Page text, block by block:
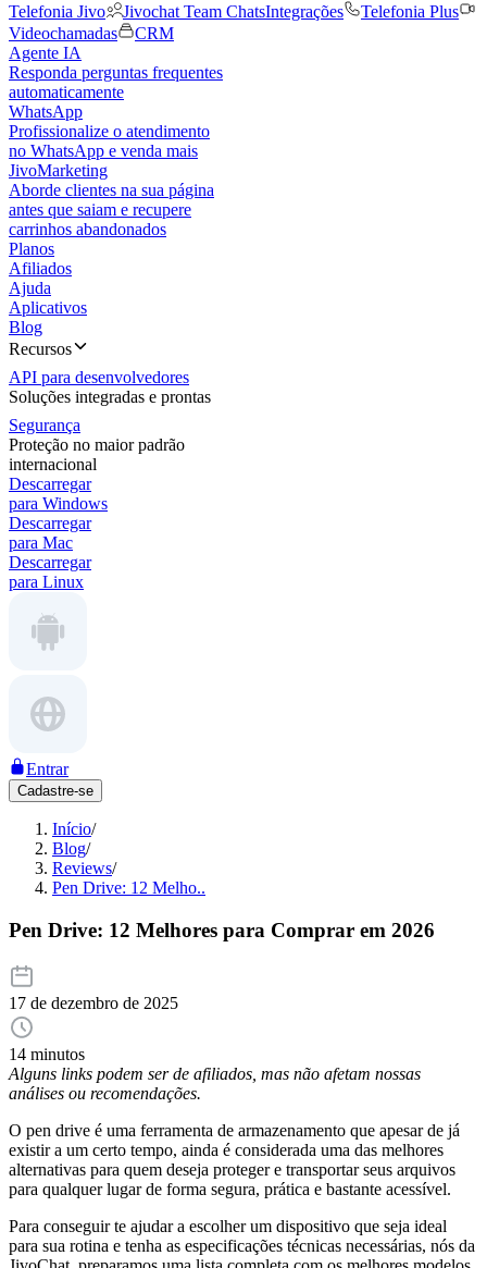
Telefonia Jivo
Jivochat Team ChatsIntegrações
Telefonia Plus
Videochamadas
CRM
Agente IA
Responda perguntas frequentes
automaticamente
WhatsApp
Profissionalize o atendimento
no WhatsApp e venda mais
JivoMarketing
Aborde clientes na sua página
antes que saiam e recupere
carrinhos abandonados
Planos
Afiliados
Ajuda
Aplicativos
Blog
Recursos
API para desenvolvedores
Soluções integradas e prontas
Segurança
Proteção no maior padrão
internacional
Descarregar
para Windows
Descarregar
para Mac
Descarregar
para Linux
Entrar
Cadastre-se
Início/
Blog/
Reviews/
Pen Drive: 12 Melho..
Pen Drive: 12 Melhores para Comprar em 2026
17 de dezembro de 2025
14 minutos
Alguns links podem ser de afiliados, mas não afetam nossas
análises ou recomendações.
O pen drive é uma ferramenta de armazenamento que apesar de já
existir a um certo tempo, ainda é considerada uma das melhores
alternativas para quem deseja proteger e transportar seus arquivos
para qualquer lugar de forma segura, prática e bastante acessível.
Para conseguir te ajudar a escolher um dispositivo que seja ideal
para sua rotina e tenha as especificações técnicas necessárias, nós da